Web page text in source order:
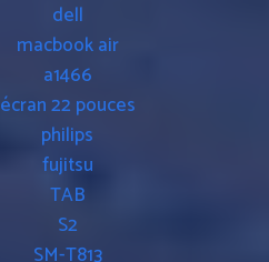
dell
macbook air
a1466
écran 22 pouces
philips
fujitsu
TAB
S2
SM-T813